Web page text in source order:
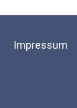
Impressum